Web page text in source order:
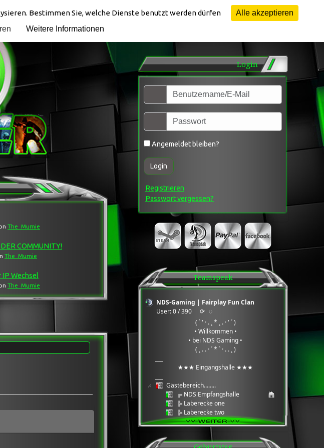
The_Mumie
COMMUNITY!
The_Mumie
IP Wechsel
The_Mumie
Login
Angemeldet bleiben?
Login
Registrieren
Passwort vergessen?
Teamspeak
NDS-Gaming | Fairplay Fun Clan
User: 0 / 390
⟳ ◌
( ` ' · . ¸ * ¸ . · ' ´ )
• Willkommen •
• bei NDS Gaming •
( ¸ . . · ´ * ` · . . ¸ )
★★★ Eingangshalle ★★★
Gästebereich........
╔ NDS Empfangshalle
╠ Laberecke one
╠ Laberecke two
╠ Laberecke three
╠ Daten Cloud
╚ Wartungsbereich Serverarbeiten
Bestimmen Sie, welche Dienste benutzt werden dürfen
Alle akzeptieren
Weitere Informationen